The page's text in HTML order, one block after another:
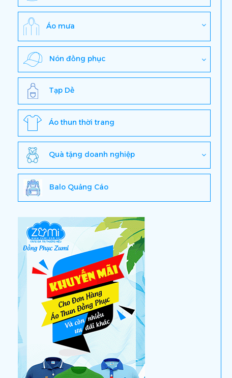
Áo mưa
Nón đồng phục
Tạp Dề
Áo thun thời trang
Quà tặng doanh nghiệp
Balo Quảng Cáo